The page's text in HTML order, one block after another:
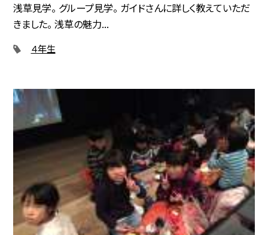
浅草見学。 グループ見学。 ガイドさんに詳しく教えていただ
きました。 浅草の魅力...
４年生